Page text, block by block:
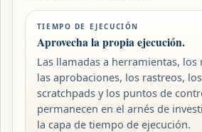
TIEMPO DE EJECUCIÓN
Aprovecha la propia ejecución.
Las llamadas a herramientas, los
las aprobaciones, los rastreos, los
scratchpads y los puntos de
permanecen en el arnés de
la capa de tiempo de ejecución.